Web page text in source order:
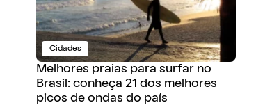
Cidades
Melhores praias para surfar no
Brasil: conheça 21 dos melhores
picos de ondas do país